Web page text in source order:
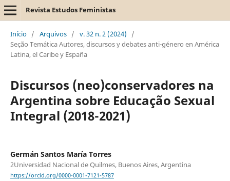
Revista Estudos Feministas
Início / Arquivos / v. 32 n. 2 (2024)
/
Seção Temática Autores, discursos y debates anti-género en América
Latina, el Caribe y España
Discursos (neo)conservadores na
Argentina sobre Educação Sexual
Integral (2018-2021)
Germán Santos María Torres
2Universidad Nacional de Quilmes, Buenos Aires, Argentina
https://orcid.org/0000-0001-7121-5787